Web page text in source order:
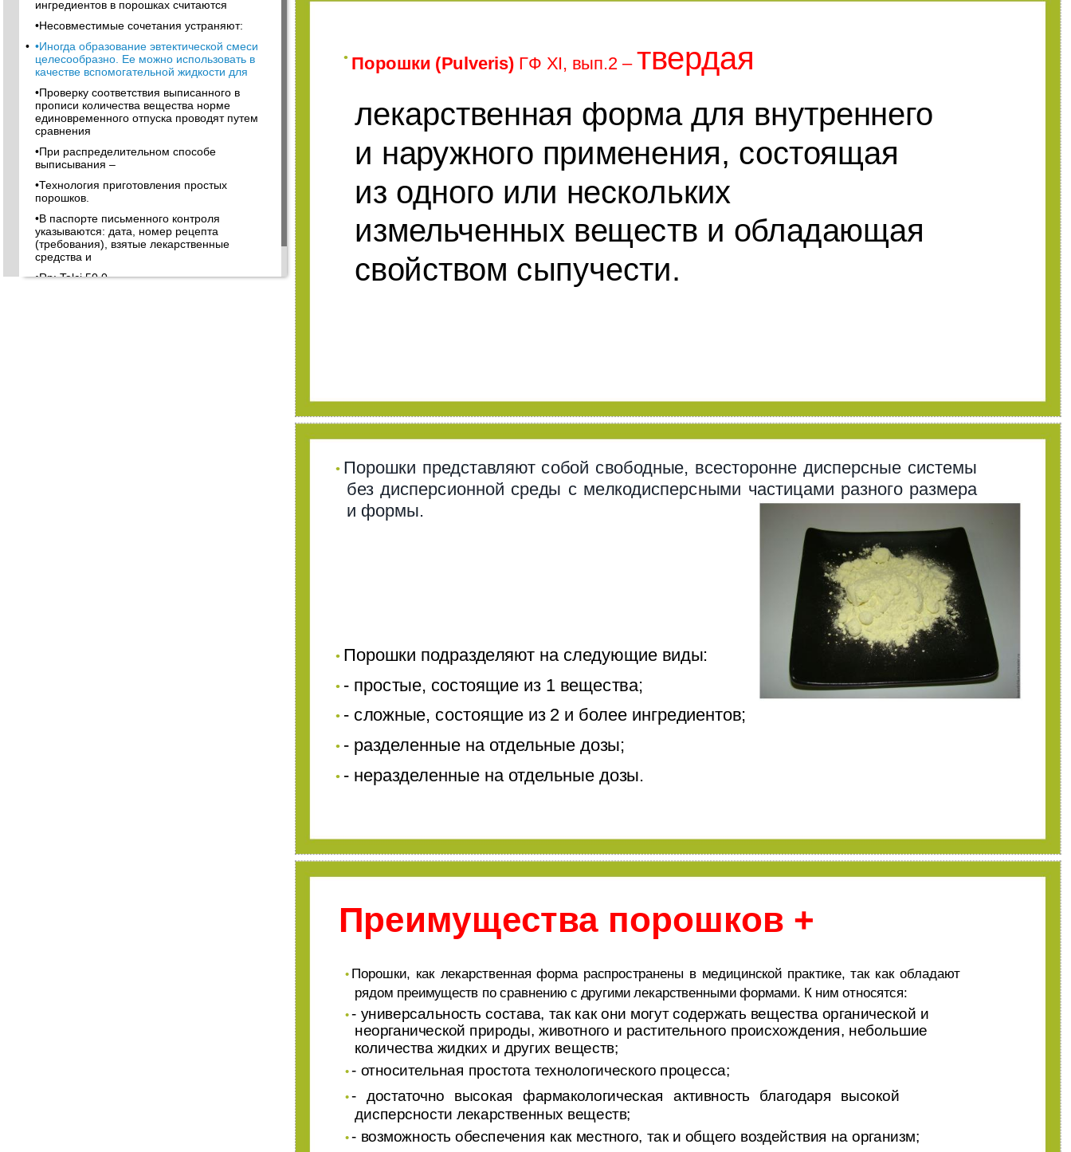
ингредиентов в порошках считаются
•Несовместимые сочетания устраняют:
• •Иногда образование эвтектической смеси
целесообразно. Ее можно использовать в
качестве вспомогательной жидкости для
•Проверку соответствия выписанного в
прописи количества вещества норме
единовременного отпуска проводят путем
сравнения
•При распределительном способе
выписывания –
•Технология приготовления простых
порошков.
•В паспорте письменного контроля
указываются: дата, номер рецепта
(требования), взятые лекарственные
средства и
•Rp: Talci 50,0
• Порошки (Pulveris) ГФ XI, вып.2 – твердая
лекарственная форма для внутреннего
и наружного применения, состоящая
из одного или нескольких
измельченных веществ и обладающая
свойством сыпучести.
• Порошки представляют собой свободные, всесторонне дисперсные системы
без дисперсионной среды с мелкодисперсными частицами разного размера
и формы.
• Порошки подразделяют на следующие виды:
• - простые, состоящие из 1 вещества;
• - сложные, состоящие из 2 и более ингредиентов;
• - разделенные на отдельные дозы;
• - неразделенные на отдельные дозы.
Преимущества порошков +
• Порошки, как лекарственная форма распространены в медицинской практике, так как обладают
рядом преимуществ по сравнению с другими лекарственными формами. К ним относятся:
•- универсальность состава, так как они могут содержать вещества органической и
неорганической природы, животного и растительного происхождения, небольшие
количества жидких и других веществ;
•- относительная простота технологического процесса;
•- достаточно высокая фармакологическая активность благодаря высокой
дисперсности лекарственных веществ;
•- возможность обеспечения как местного, так и общего воздействия на организм;